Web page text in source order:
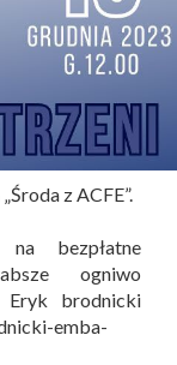
z ACFE”.
bezpłatne
ogniwo
Eryk brodnicki
emba-